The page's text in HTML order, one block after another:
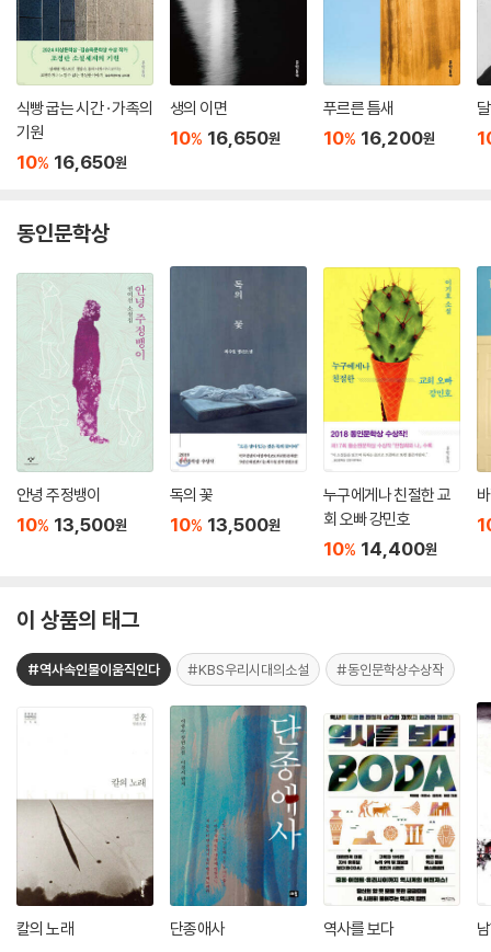
식빵 굽는 시간 · 가족의
기원
10% 16,650원
생의 이면
10% 16,650원
푸르른 틈새
10% 16,200원
동인문학상
안녕 주정뱅이
10% 13,500원
독의 꽃
10% 13,500원
누구에게나 친절한 교
회 오빠 강민호
10% 14,400원
이 상품의 태그
#역사속인물이움직인다 #KBS우리시대의소설 #동인문학상수상작
칼의 노래 단종애사 역사를 보다